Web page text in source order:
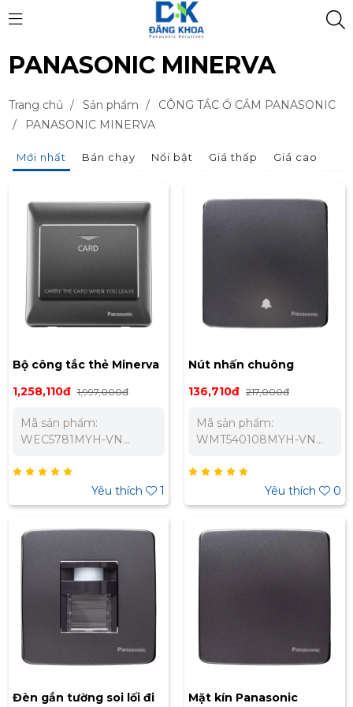
PANASONIC MINERVA
Trang chủ / Sản phẩm /
CÔNG TẮC Ổ CẮM PANASONIC
/
PANASONIC MINERVA
Mới nhất Bán chạy Nổi bật Giá thấp Giá cao
Bộ công tắc thẻ Minerva
Panasonic
1,258,110đ 1,997,000đ
Mã sản phẩm:
WEC5781MYH-VN
Minerva Thương hiệu:
Panasonic Màu sắc: Xám
ánh kim Điện áp: 220V
16A Chất liệu: Nhựa Urea
Hãng 12 Tháng Liên hệ
giá tốt nhất cho dự án.
Miền Bắc : 0989 310
979 – 0973 106 269 Miền
Nam: 0902 303 733 –
Yêu thích 1
Nút nhấn chuông
Minerva Panasonic
136,710đ 217,000đ
Mã sản phẩm:
WMT540108MYH-VN
Minerva Thương hiệu:
Panasonic Màu sắc: Xám
ánh kim Điện áp: 220V
10A Kích
tôi để nhận báo giá tốt
nhất cho dự án. Miền
Yêu thích 0
Đèn gắn tường soi lối đi
Mặt kín Panasonic